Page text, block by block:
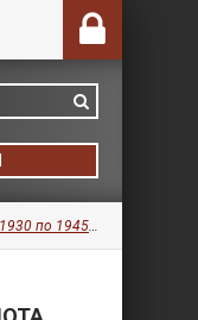
по 1945 гг.